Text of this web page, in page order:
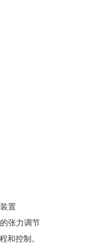
置
张力调节
和控制。